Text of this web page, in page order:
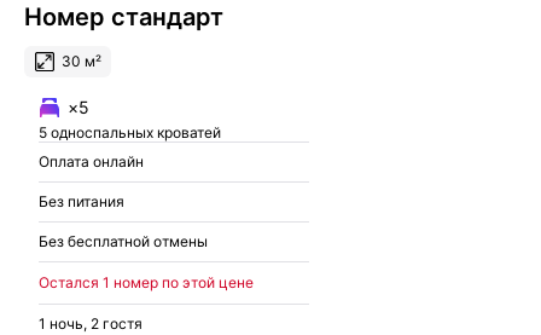
Номер стандарт
30 м²
×5
5 односпальных кроватей
Оплата онлайн
Без питания
Без бесплатной отмены
Остался 1 номер по этой цене
1 ночь, 2 гостя